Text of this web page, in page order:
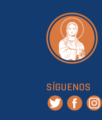
SÍGUENOS